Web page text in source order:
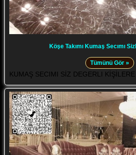
Köşe Takımı Kumaş Secımı
Tümünü Gör »
KUMAŞ SECIMI SİZ DEGERLI